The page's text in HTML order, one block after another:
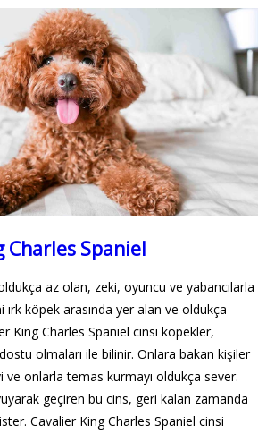
Charles Spaniel
az olan, zeki, oyuncu ve yabancılarla
köpek arasında yer alan ve oldukça
King Charles Spaniel cinsi köpekler,
olmaları ile bilinir. Onlara bakan kişiler
ve onlarla temas kurmayı oldukça sever.
geçiren bu cins, geri kalan zamanda
Cavalier King Charles Spaniel cinsi